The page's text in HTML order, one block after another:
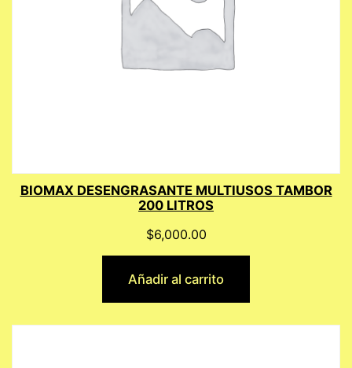
BIOMAX DESENGRASANTE MULTIUSOS TAMBOR
200 LITROS
$6,000.00
Añadir al carrito